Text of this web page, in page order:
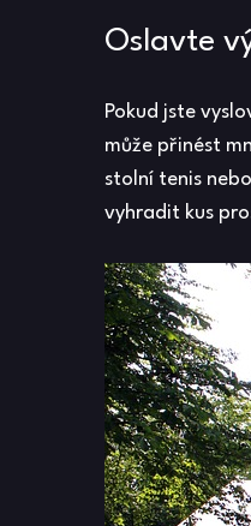
Oslavte
Pokud jste
může přinést
stolní tenis
vyhradit kus